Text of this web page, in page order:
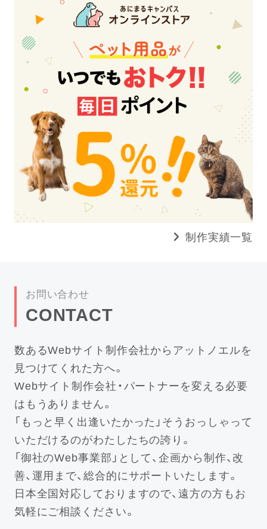
制作実績一覧
お問い合わせ
CONTACT
数あるWebサイト制作会社からアットノエルを
見つけてくれた方へ。
Webサイト制作会社・パートナーを変える必要
はもうありません。
「もっと早く出逢いたかった」そうおっしゃって
いただけるのがわたしたちの誇り。
「御社のWeb事業部」として、企画から制作、改
善、運用まで、総合的にサポートいたします。
日本全国対応しておりますので、遠方の方もお
気軽にご相談ください。